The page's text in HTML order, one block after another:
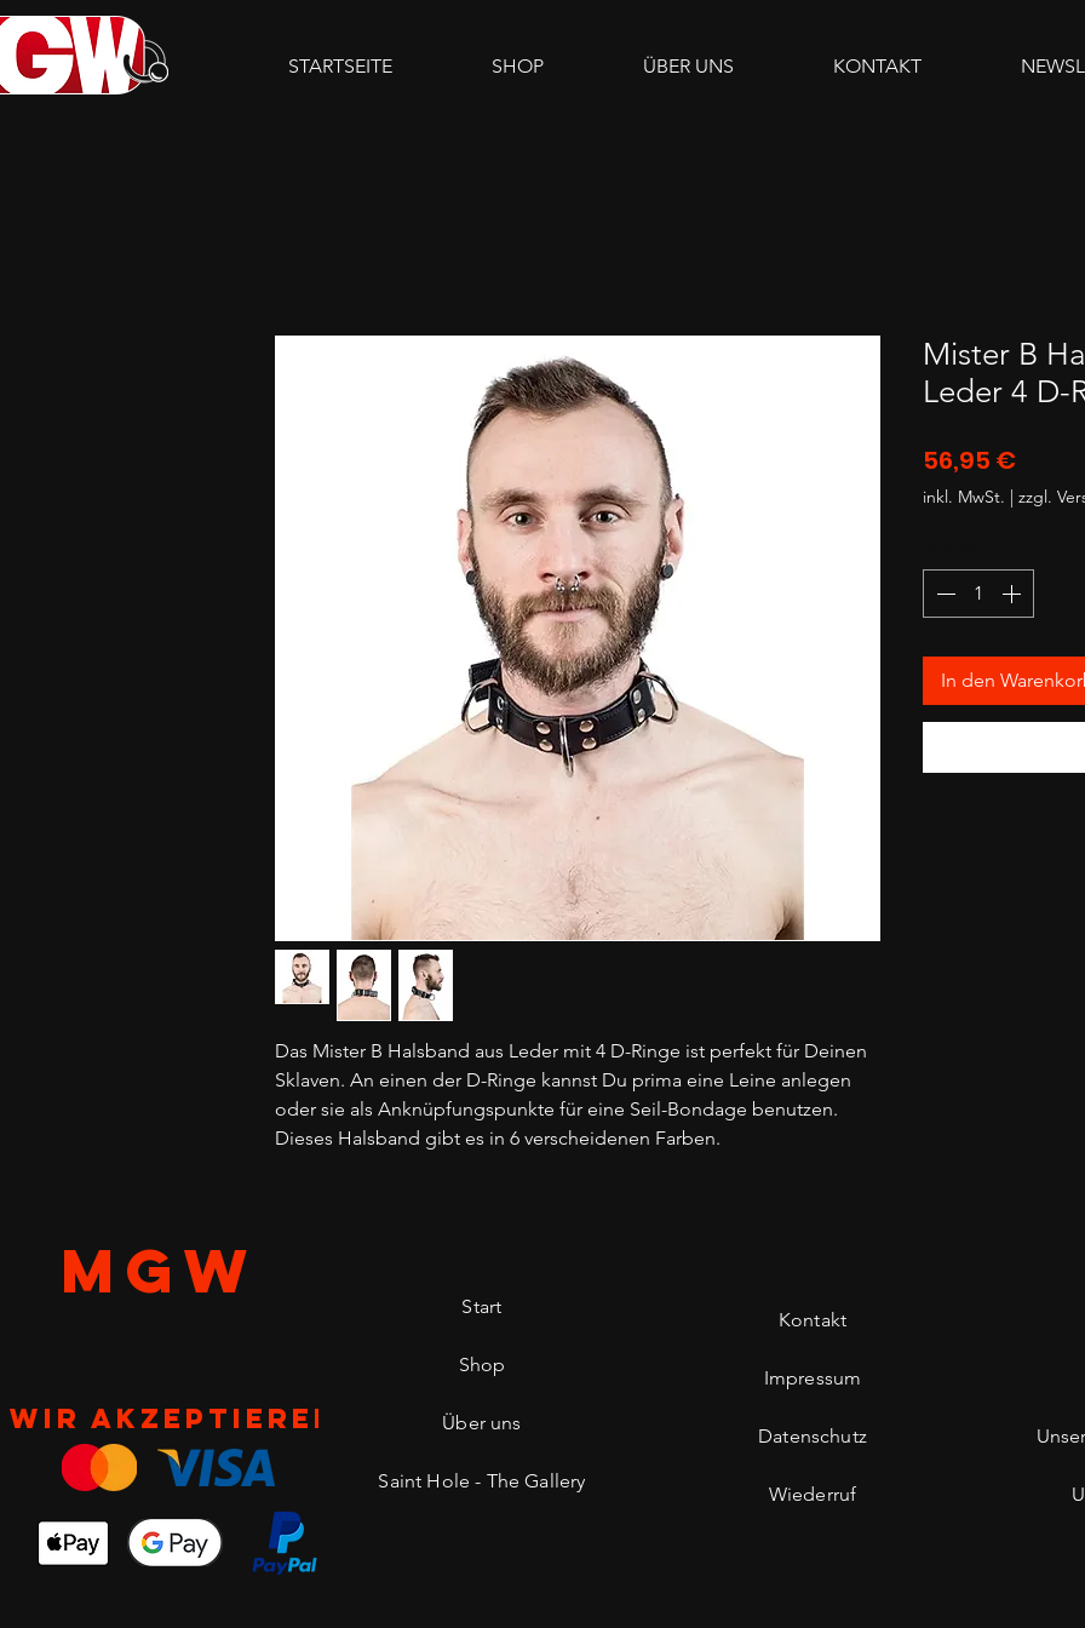
STARTSEITE SHOP ÜBER UNS KONTAKT
Das Mister B Halsband aus Leder mit 4 D-Ringe ist perfekt für Deinen
Sklaven. An einen der D-Ringe kannst Du prima eine Leine anlegen
oder sie als Anknüpfungspunkte für eine Seil-Bondage benutzen.
Dieses Halsband gibt es in 6 verscheidenen Farben.
Mister B
Leder 4 D-
56,95 €
inkl. MwSt. | zzgl.
In den
MGW
Wir akzeptieren
Start
Shop
Über uns
Saint Hole - The Gallery
Kontakt
Impressum
Datenschutz
Wiederruf